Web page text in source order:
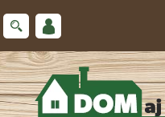
na
obsah